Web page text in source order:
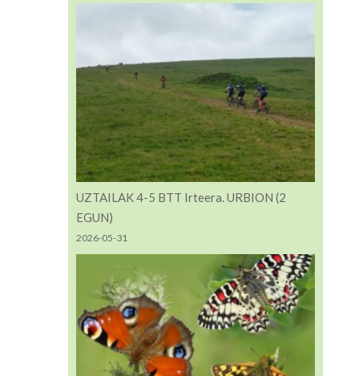
UZTAILAK 4-5 BTT Irteera. URBION (2
EGUN)
2026-05-31